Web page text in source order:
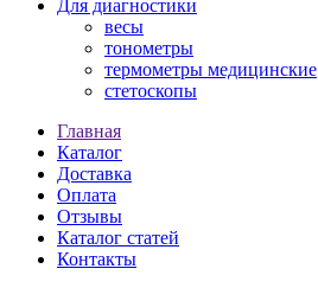
Для диагностики
весы
тонометры
термометры медицинские
стетоскопы
Главная
Каталог
Доставка
Оплата
Отзывы
Каталог статей
Контакты